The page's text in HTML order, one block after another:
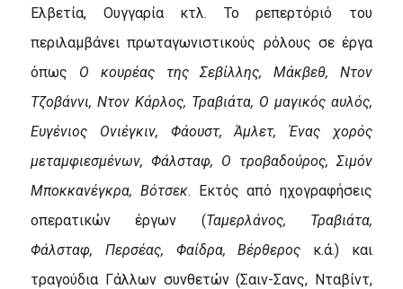
Ελβετία, Ουγγαρία κτλ. Το ρεπερτόριό του
περιλαμβάνει πρωταγωνιστικούς ρόλους σε έργα
όπως Ο κουρέας της Σεβίλλης, Μάκβεθ, Ντον
Τζοβάννι, Ντον Κάρλος, Τραβιάτα, Ο μαγικός αυλός,
Ευγένιος Ονιέγκιν, Φάουστ, Άμλετ, Ένας χορός
μεταμφιεσμένων, Φάλσταφ, Ο τροβαδούρος, Σιμόν
Μποκκανέγκρα, Βότσεκ. Εκτός από ηχογραφήσεις
οπερατικών έργων (Ταμερλάνος, Τραβιάτα,
Φάλσταφ, Περσέας, Φαίδρα, Βέρθερος κ.ά.) και
τραγούδια Γάλλων συνθετών (Σαιν-Σανς, Νταβίντ,